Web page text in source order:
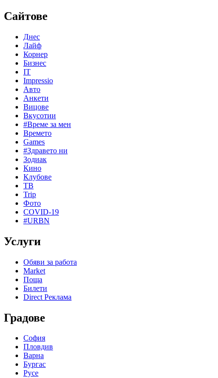
Сайтове
Днес
Лайф
Корнер
Бизнес
IT
Impressio
Авто
Анкети
Вицове
Вкусотии
#Време за мен
Времето
Games
#Здравето ни
Зодиак
Кино
Клубове
ТВ
Trip
Фото
COVID-19
#URBN
Услуги
Обяви за работа
Market
Поща
Билети
Direct Реклама
Градове
София
Пловдив
Варна
Бургас
Русе